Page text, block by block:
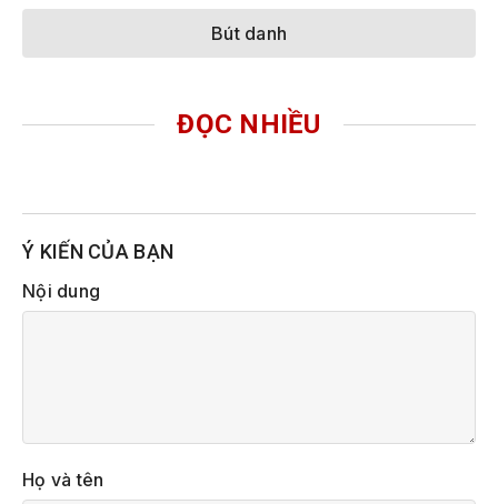
Bút danh
ĐỌC NHIỀU
Ý KIẾN CỦA BẠN
Nội dung
Họ và tên